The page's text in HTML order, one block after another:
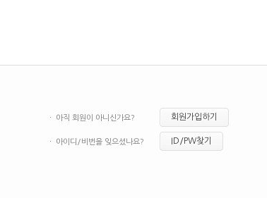
ㆍ 아직 회원이 아니신가요? 회원가입하기
ㆍ 아이디/비번을 잊으셨나요? ID/PW찾기